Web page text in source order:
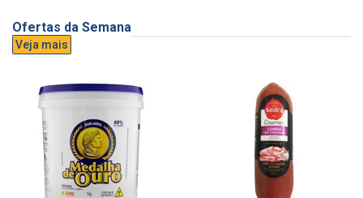
Ofertas da Semana
Veja mais